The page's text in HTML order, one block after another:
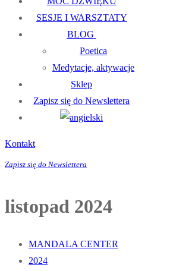
SESJE I WARSZTATY
BLOG
Poetica
Medytacje, aktywacje
Sklep
Zapisz się do Newslettera
Kontakt
Zapisz się do Newslettera
listopad 2024
MANDALA CENTER
2024